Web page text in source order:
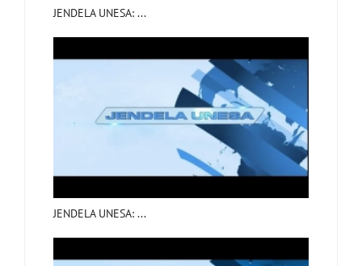
JENDELA UNESA: ...
JENDELA UNESA: ...